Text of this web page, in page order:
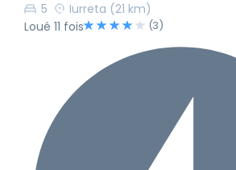
5
Iurreta (21 km)
Loué 11 fois
(3)